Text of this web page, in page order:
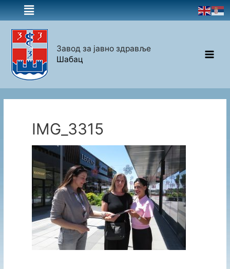
Завод за јавно здравље
Шабац
IMG_3315